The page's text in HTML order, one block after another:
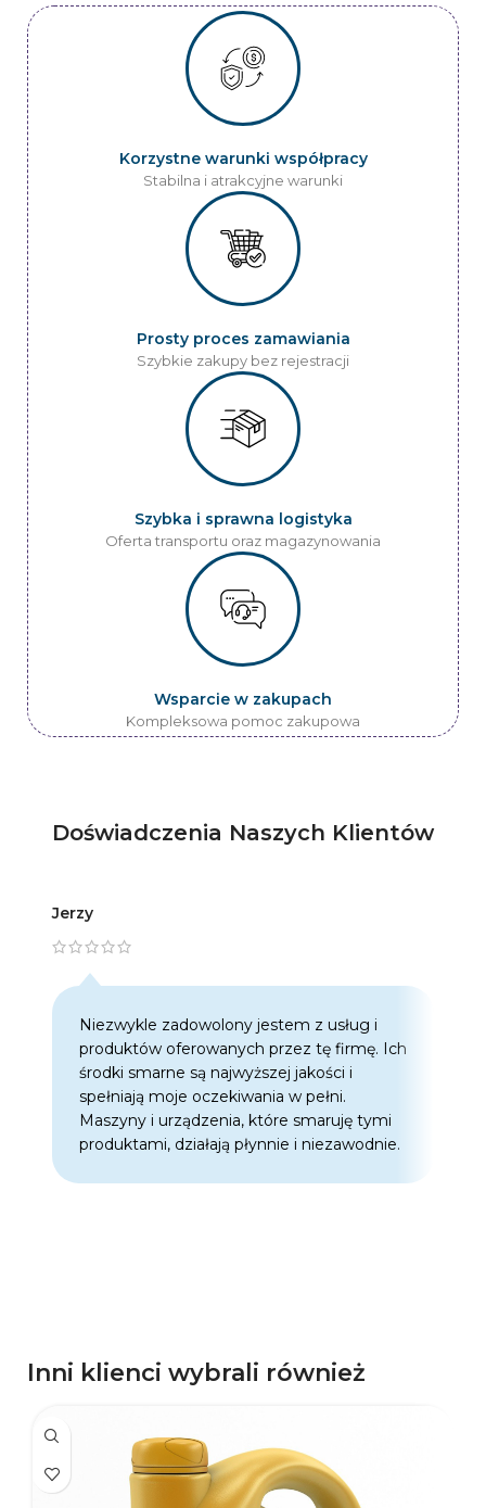
Korzystne warunki współpracy
Stabilna i atrakcyjne warunki
Prosty proces zamawiania
Szybkie zakupy bez rejestracji
Szybka i sprawna logistyka
Oferta transportu oraz magazynowania
Wsparcie w zakupach
Kompleksowa pomoc zakupowa
Doświadczenia Naszych Klientów
Jerzy
Niezwykle zadowolony jestem z usług i
produktów oferowanych przez tę firmę. Ich
środki smarne są najwyższej jakości i
spełniają moje oczekiwania w pełni.
Maszyny i urządzenia, które smaruję tymi
produktami, działają płynnie i niezawodnie.
Inni klienci wybrali również